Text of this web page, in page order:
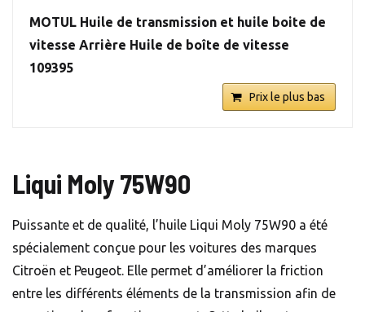
MOTUL Huile de transmission et huile boite de
vitesse Arrière Huile de boîte de vitesse
109395
Prix le plus bas
Liqui Moly 75W90
Puissante et de qualité, l’huile Liqui Moly 75W90 a été
spécialement conçue pour les voitures des marques
Citroën et Peugeot. Elle permet d’améliorer la friction
entre les différents éléments de la transmission afin de